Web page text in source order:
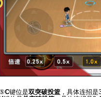
⑤C键位是双突破投篮 ，具体连招是